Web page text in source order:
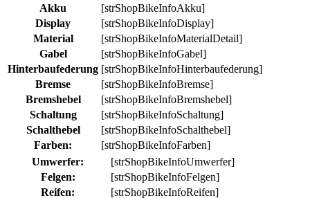
Akku
[strShopBikeInfoAkku]
Display
[strShopBikeInfoDisplay]
Material
[strShopBikeInfoMaterialDetail]
Gabel
[strShopBikeInfoGabel]
Hinterbaufederung [strShopBikeInfoHinterbaufederung]
Bremse
[strShopBikeInfoBremse]
Bremshebel
[strShopBikeInfoBremshebel]
Schaltung
[strShopBikeInfoSchaltung]
Schalthebel
[strShopBikeInfoSchalthebel]
Farben:
[strShopBikeInfoFarben]
Umwerfer:
[strShopBikeInfoUmwerfer]
Felgen:
[strShopBikeInfoFelgen]
Reifen:
[strShopBikeInfoReifen]